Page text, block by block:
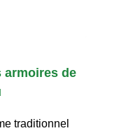
armoires de
traditionnel